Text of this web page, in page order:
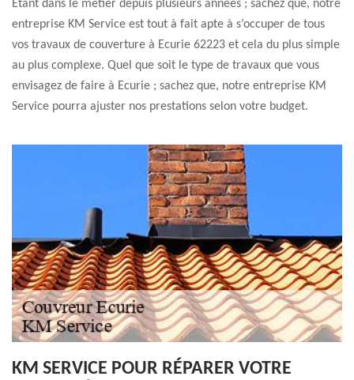
Étant dans le métier depuis plusieurs années ; sachez que, notre
entreprise KM Service est tout à fait apte à s’occuper de tous
vos travaux de couverture à Ecurie 62223 et cela du plus simple
au plus complexe. Quel que soit le type de travaux que vous
envisagez de faire à Ecurie ; sachez que, notre entreprise KM
Service pourra ajuster nos prestations selon votre budget.
KM SERVICE POUR RÉPARER VOTRE